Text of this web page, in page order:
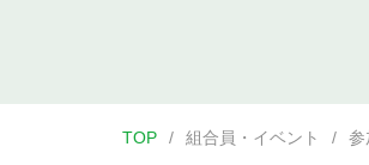
TOP 組合員・イベント 参